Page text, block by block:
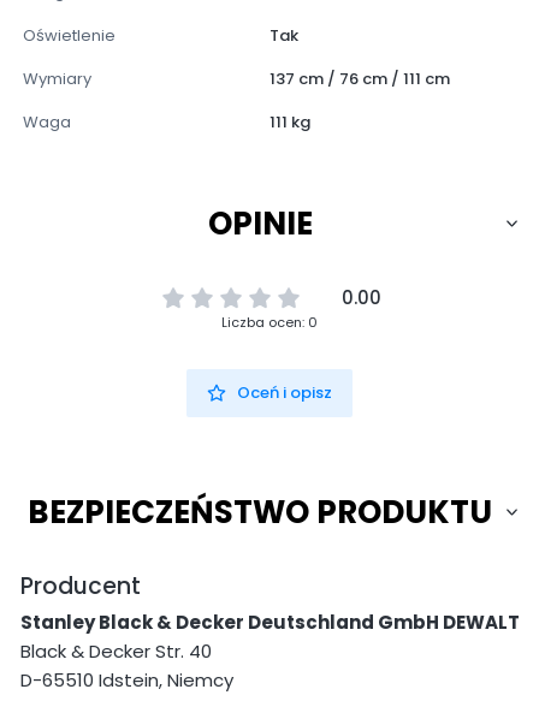
Oświetlenie
Tak
Wymiary
137 cm / 76 cm / 111 cm
Waga
111 kg
OPINIE
0.00
Liczba ocen: 0
Oceń i opisz
BEZPIECZEŃSTWO PRODUKTU
Producent
Stanley Black & Decker Deutschland GmbH DEWALT
Black & Decker Str. 40
D-65510 Idstein, Niemcy